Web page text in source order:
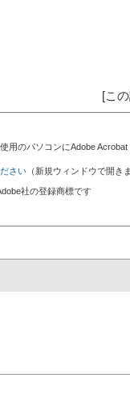
[こ
用のパソコンにAdobe
さい （新規ウィンドウで開き
社の登録商標です